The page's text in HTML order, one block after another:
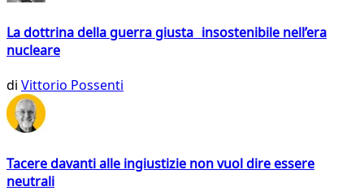
La dottrina della guerra giusta insostenibile nell’era
nucleare
di Vittorio Possenti
Tacere davanti alle ingiustizie non vuol dire essere
neutrali